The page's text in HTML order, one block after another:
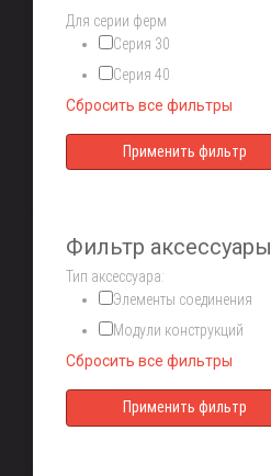
Для серии ферм
Серия 30
Серия 40
Сбросить все фильтры
Фильтр аксессуары
Тип аксессуара:
Элементы соединения
Модули конструкций
Сбросить все фильтры